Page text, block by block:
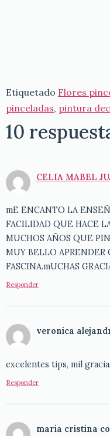
Etiquetado Flores
pinceladas, pintura
10
CELIA MABEL
mE ENCANTO LA
FACILIDAD QUE HACE
MUCHOS AÑOS QUE
MUY BELLO APRENDER
FASCINA.mUCHAS
Responder
veronica
excelentes tips, mil
Responder
maria cristina